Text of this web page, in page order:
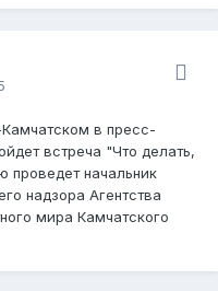
в пресс-
встреча "Что делать,
проведет начальник
надзора Агентства
мира Камчатского